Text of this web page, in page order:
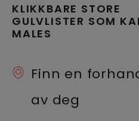
KLIKKBARE STORE
GULVLISTER SOM
MALES
Finn en
av deg